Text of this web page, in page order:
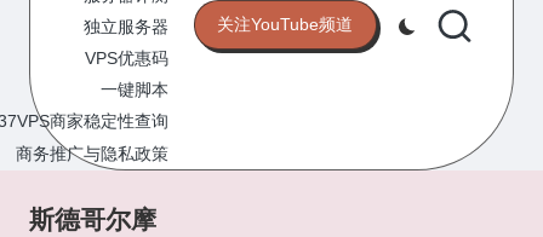
S
主
机
评
测
网
站
独立服务器
VPS优惠码
一键脚本
商家稳定性查询
商务推广与隐私政策
关注YouTube频道
斯德哥尔摩